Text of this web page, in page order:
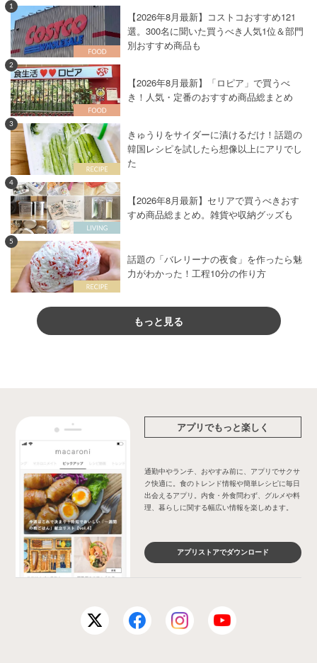
1
【2026年8月最新】コストコおすすめ121
選。300名に聞いた買うべき人気1位＆部門
別おすすめ商品も
2
【2026年8月最新】「ロピア」で買うべ
き！人気・定番のおすすめ商品総まとめ
3
きゅうりをサイダーに漬けるだけ！話題の
韓国レシピを試したら想像以上にアリでし
た
4
【2026年8月最新】セリアで買うべきおす
すめ商品総まとめ。雑貨や収納グッズも
5
話題の「バレリーナの夜食」を作ったら魅
力がわかった！工程10分の作り方
もっと見る
アプリでもっと楽しく
通勤中やランチ、おやすみ前に、アプリでサクサ
ク快適に。食のトレンド情報や簡単レシピに毎日
出会えるアプリ。内食・外食問わず、グルメや料
理、暮らしに関する幅広い情報を楽しめます。
アプリストアでダウンロード